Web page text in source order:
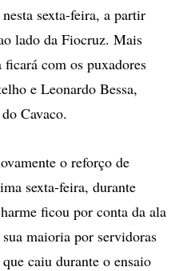
sexta-feira, a partir
lado da Fiocruz. Mais
ficará com os puxadores
e Leonardo Bessa,
Cavaco.
o reforço de
sexta-feira, durante
ficou por conta da ala
maioria por servidoras
caiu durante o ensaio